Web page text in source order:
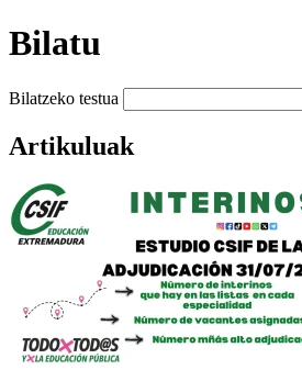
Bilatu
Bilatzeko testua
Artikuluak